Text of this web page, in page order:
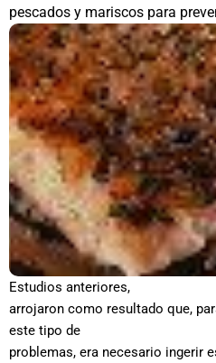
pescados y mariscos para
Estudios anteriores,
arrojaron como resultado que,
este tipo de
problemas, era necesario ingerir